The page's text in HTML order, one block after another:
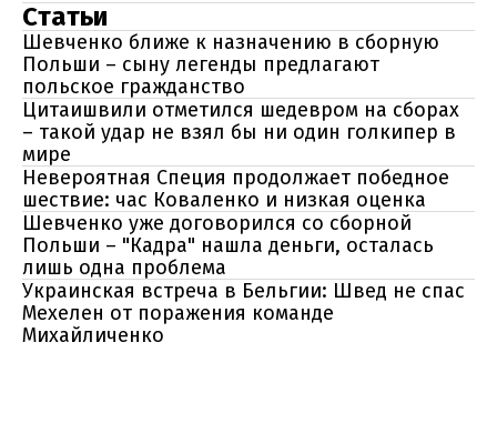
Статьи
Шевченко ближе к назначению в сборную
Польши – сыну легенды предлагают
польское гражданство
Цитаишвили отметился шедевром на сборах
– такой удар не взял бы ни один голкипер в
мире
Невероятная Специя продолжает победное
шествие: час Коваленко и низкая оценка
Шевченко уже договорился со сборной
Польши – "Кадра" нашла деньги, осталась
лишь одна проблема
Украинская встреча в Бельгии: Швед не спас
Мехелен от поражения команде
Михайличенко